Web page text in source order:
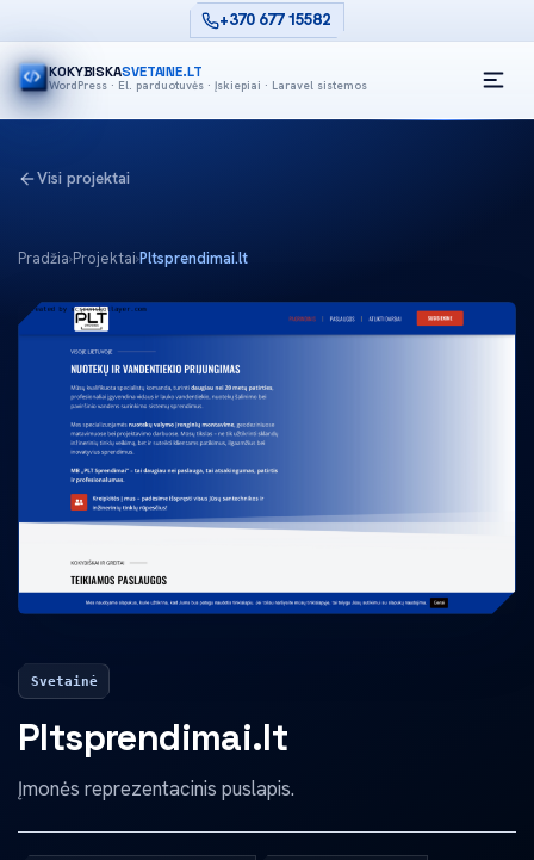
+370 677 15582
KOKYBISKASVETAINE.LT
WordPress · El. parduotuvės · Įskiepiai · Laravel sistemos
Visi projektai
Pradžia›Projektai›Pltsprendimai.lt
Svetainė
Pltsprendimai.lt
Įmonės reprezentacinis puslapis.